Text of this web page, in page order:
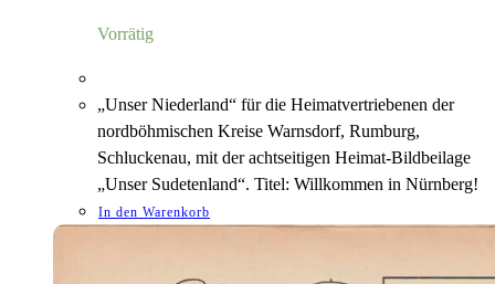
Vorrätig
„Unser Niederland“ für die Heimatvertriebenen der
nordböhmischen Kreise Warnsdorf, Rumburg,
Schluckenau, mit der achtseitigen Heimat-Bildbeilage
„Unser Sudetenland“. Titel: Willkommen in Nürnberg!
In den Warenkorb